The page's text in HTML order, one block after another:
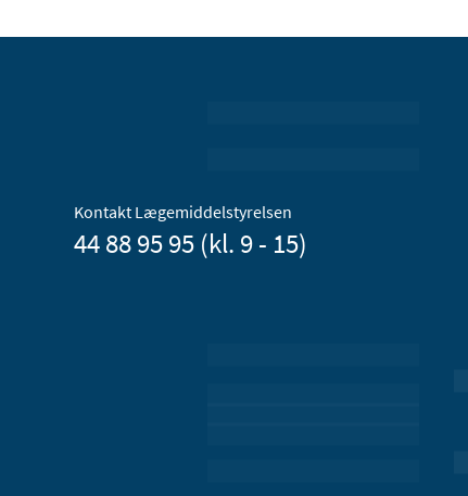
Kontakt Lægemiddelstyrelsen
44 88 95 95 (kl. 9 - 15)